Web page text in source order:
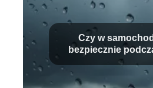
Czy w
bezpiecznie